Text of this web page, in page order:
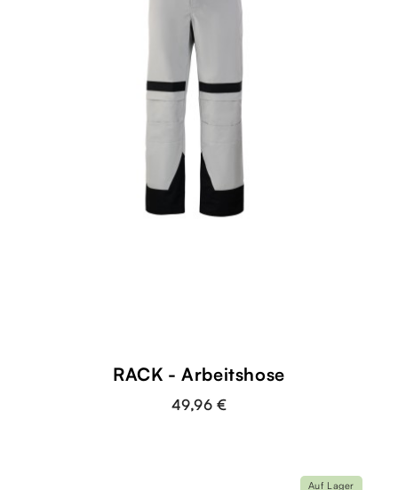
RACK - Arbeitshose
49,96 €
Auf Lager